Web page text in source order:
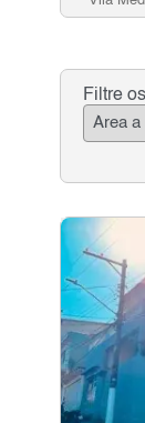
Filtre